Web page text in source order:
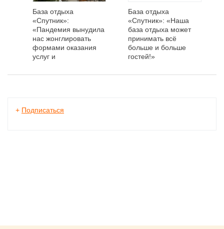
База отдыха
«Спутник»:
«Пандемия вынудила
нас жонглировать
формами оказания
услуг и
идеями»
База отдыха
«Спутник»: «Наша
база отдыха может
принимать всё
больше и больше
гостей!»
+ Подписаться